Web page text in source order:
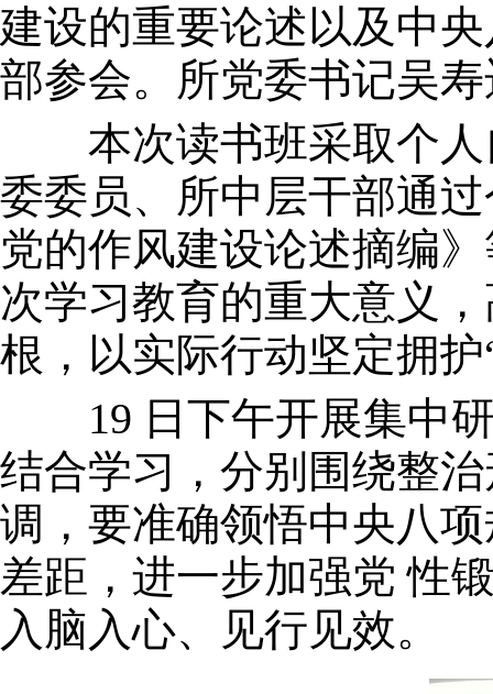
建设的重要论述以及中
部参会。所党委书记吴
本次读书班采取个人
委委员、所中层干部通
党的作风建设论述摘编
次学习教育的重大意义
根，以实际行动坚定拥
19 日下午开展集中研
结合学习，分别围绕整
调，要准确领悟中央八
差距，进一步加强党 性
入脑入心、见行见效。